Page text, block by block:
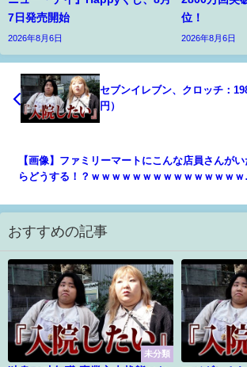
7日発売開始
2026年8月6日
位！
2026年8月6日
セブンイレブン、クロッチ：
円）
【画像】ファミリーマートにこんな店員さんがい
らどうする！？ｗｗｗｗｗｗｗｗｗｗｗｗｗｗｗ
おすすめの記事
未分類